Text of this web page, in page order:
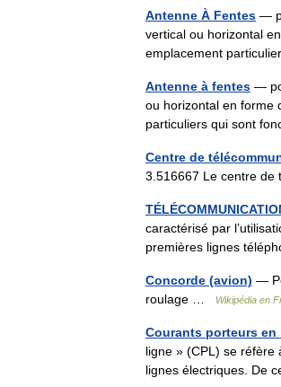
Antenne À Fentes —
vertical ou horizontal
emplacement
Antenne à fentes —
ou horizontal en forme
particuliers qui sont
Centre de
3.516667 Le centre
caractérisé par
premières lignes
Concorde (avion) —
roulage …
Wikipédia en
Courants porteurs en
ligne » (CPL) se réfère
lignes électriques. De